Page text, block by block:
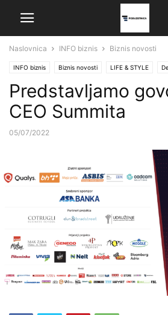
Naslovnica INFO biznis Biznis novosti
INFO biznis Biznis novosti LIFE & STYLE
Predstavljamo
CEO Summita
05/07/2022